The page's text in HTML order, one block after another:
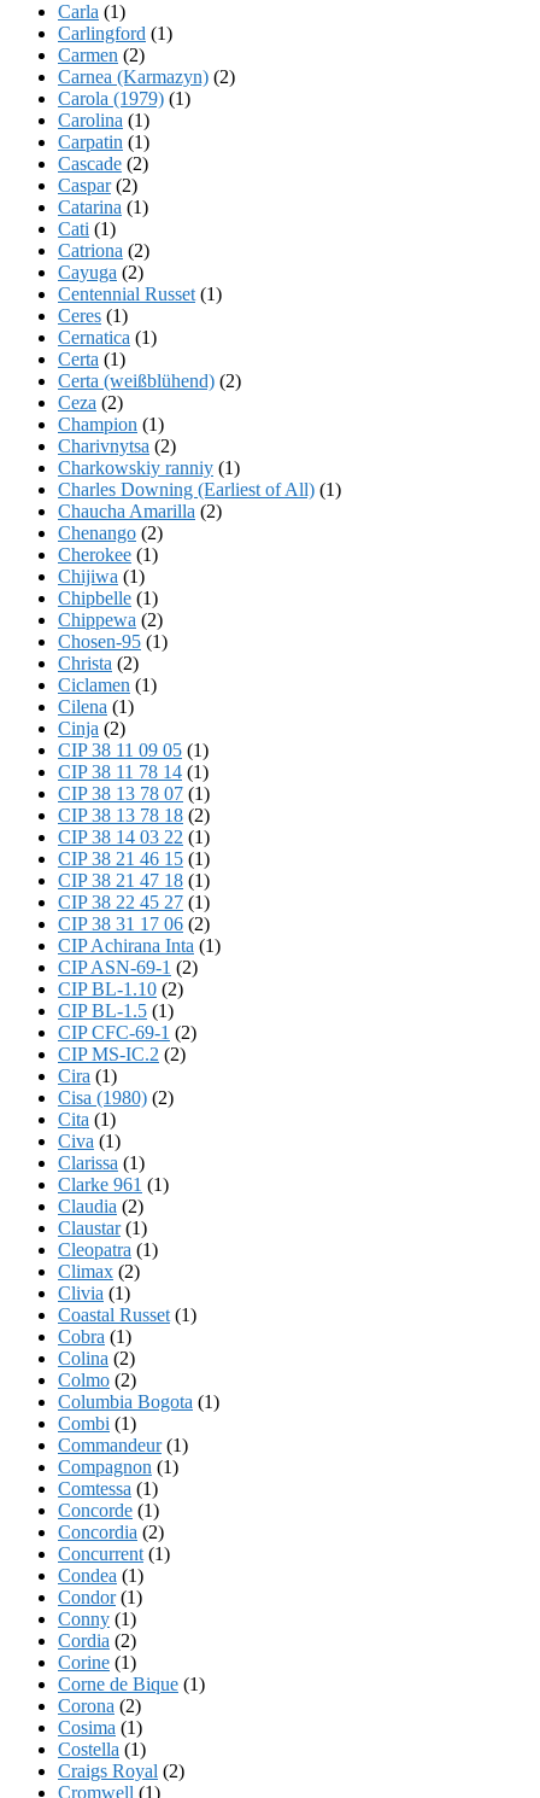
Carla (1)
Carlingford (1)
Carmen (2)
Carnea (Karmazyn) (2)
Carola (1979) (1)
Carolina (1)
Carpatin (1)
Cascade (2)
Caspar(2)
Catarina (1)
Cati (1)
Catriona (2)
Cayuga (2)
Centennial Russet (1)
Ceres (1)
Cernatica (1)
Certa (1)
Certa (weißblühend) (2)
Ceza (2)
Champion (1)
Charivnytsa (2)
Charkowskiy ranniy (1)
Charles Downing (Earliest of All) (1)
Chaucha Amarilla (2)
Chenango (2)
Cherokee (1)
Chijiwa (1)
Chipbelle (1)
Chippewa (2)
Chosen-95 (1)
Christa (2)
Ciclamen (1)
Cilena (1)
Cinja (2)
CIP 38 11 09 05 (1)
CIP 38 11 78 14 (1)
CIP 38 13 78 07 (1)
CIP 38 13 78 18 (2)
CIP 38 14 03 22 (1)
CIP 38 21 46 15 (1)
CIP 38 21 47 18 (1)
CIP 38 22 45 27 (1)
CIP 38 31 17 06 (2)
CIP Achirana Inta (1)
CIP ASN-69-1 (2)
CIP BL-1.10 (2)
CIP BL-1.5 (1)
CIP CFC-69-1 (2)
CIP MS-IC.2 (2)
Cira (1)
Cisa (1980) (2)
Cita (1)
Civa (1)
Clarissa (1)
Clarke 961 (1)
Claudia (2)
Claustar(1)
Cleopatra (1)
Climax (2)
Clivia (1)
Coastal Russet (1)
Cobra (1)
Colina (2)
Colmo (2)
Columbia Bogota (1)
Combi (1)
Commandeur(1)
Compagnon (1)
Comtessa (1)
Concorde (1)
Concordia (2)
Concurrent (1)
Condea (1)
Condor(1)
Conny (1)
Cordia (2)
Corine (1)
Corne de Bique (1)
Corona (2)
Cosima (1)
Costella (1)
Craigs Royal (2)
Cromwell (1)